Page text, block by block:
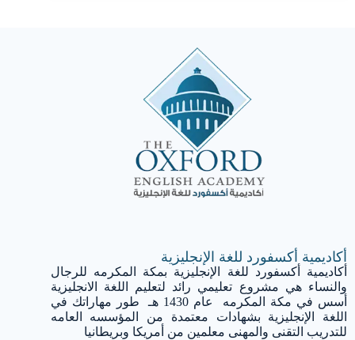
أكاديمية أكسفورد للغة الإنجليزية
أكاديمية أكسفورد للغة الإنجليزية بمكة المكرمه للرجال
والنساء هي مشروع تعليمي رائد لتعليم اللغة الانجليزية
أسس في مكة المكرمه عام 1430 هـ طور مهاراتك في
اللغة الإنجليزية بشهادات معتمدة من المؤسسه العامه
للتدريب التقنى والمهنى معلمين من أمريكا وبريطانيا